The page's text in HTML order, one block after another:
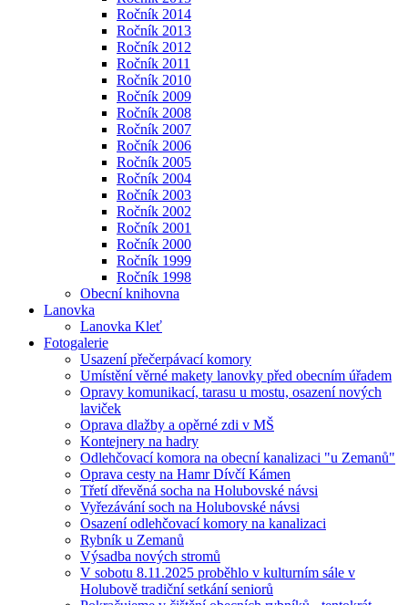
Ročník 2014
Ročník 2013
Ročník 2012
Ročník 2011
Ročník 2010
Ročník 2009
Ročník 2008
Ročník 2007
Ročník 2006
Ročník 2005
Ročník 2004
Ročník 2003
Ročník 2002
Ročník 2001
Ročník 2000
Ročník 1999
Ročník 1998
Obecní knihovna
Lanovka
Lanovka Kleť
Fotogalerie
Usazení přečerpávací komory
Umístění věrné makety lanovky před obecním úřadem
Opravy komunikací, tarasu u mostu, osazení nových
laviček
Oprava dlažby a opěrné zdi v MŠ
Kontejnery na hadry
Odlehčovací komora na obecní kanalizaci "u Zemanů"
Oprava cesty na Hamr Dívčí Kámen
Třetí dřevěná socha na Holubovské návsi
Vyřezávání soch na Holubovské návsi
Osazení odlehčovací komory na kanalizaci
Rybník u Zemanů
Výsadba nových stromů
V sobotu 8.11.2025 proběhlo v kulturním sále v
Holubově tradiční setkání seniorů